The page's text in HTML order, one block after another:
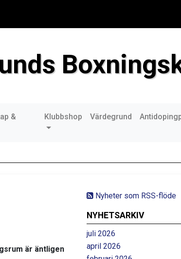
&
Klubbshop Värdegrund
Nyheter som RSS-flöde
NYHETSARKIV
juli 2026
april 2026
är äntligen